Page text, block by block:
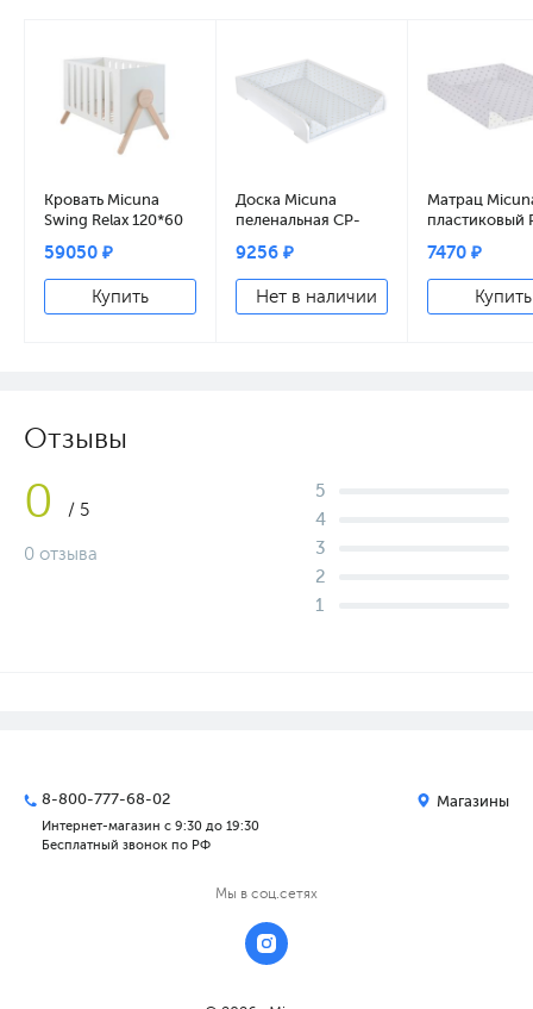
Кровать Micuna
Swing Relax 120*60
59050 ₽
Купить
Доска Micuna
пеленальная CP-
beige dots
9256 ₽
Нет в наличии
Матрац
пластиковый
7470 ₽
Купить
Отзывы
0 / 5
0 отзыва
5
4
3
2
1
8-800-777-68-02
Интернет-магазин с 9:30 до 19:30
Бесплатный звонок по РФ
Магазины
Мы в соц.сетях